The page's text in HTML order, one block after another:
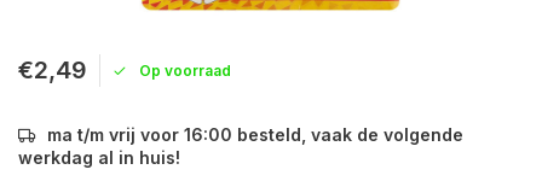
€2,49 Op voorraad
ma t/m vrij voor 16:00 besteld, vaak de volgende
werkdag al in huis!